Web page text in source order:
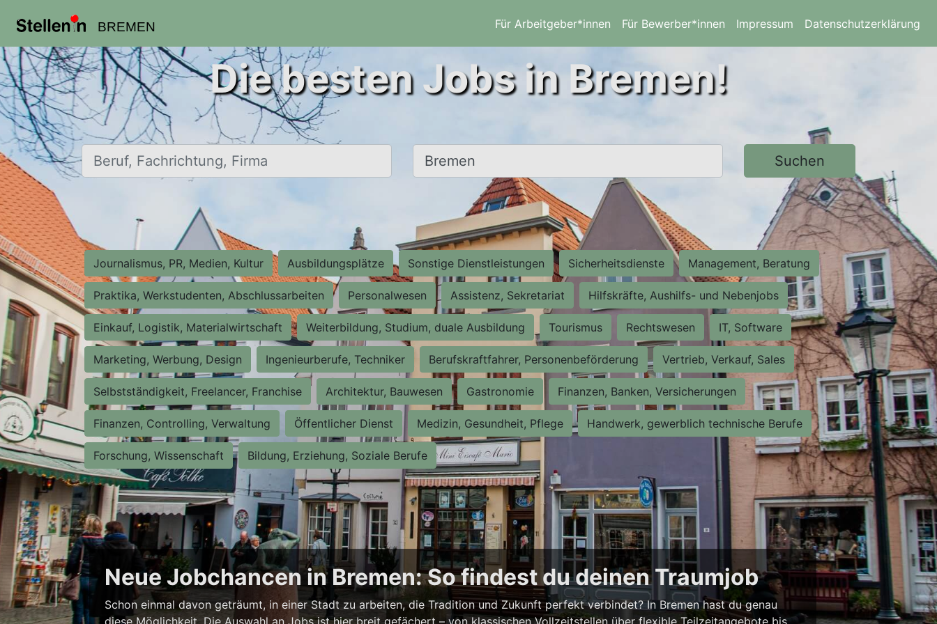
BREMEN Für Arbeitgeber*innen Für Bewerber*innen Impressum Datenschutzerklärung
Die besten Jobs in Bremen!
Beruf, Fachrichtung, Firma Ort, Stadt Suchen
Journalismus, PR, Medien, Kultur Ausbildungsplätze Sonstige Dienstleistungen Sicherheitsdienste Management, Beratung
Praktika, Werkstudenten, Abschlussarbeiten Personalwesen Assistenz, Sekretariat Hilfskräfte, Aushilfs- und Nebenjobs
Einkauf, Logistik, Materialwirtschaft Weiterbildung, Studium, duale Ausbildung Tourismus Rechtswesen IT, Software
Marketing, Werbung, Design Ingenieurberufe, Techniker Berufskraftfahrer, Personenbeförderung Vertrieb, Verkauf, Sales
Selbstständigkeit, Freelancer, Franchise Architektur, Bauwesen Gastronomie Finanzen, Banken, Versicherungen
Finanzen, Controlling, Verwaltung Öffentlicher Dienst Medizin, Gesundheit, Pflege Handwerk, gewerblich technische Berufe
Forschung, Wissenschaft Bildung, Erziehung, Soziale Berufe
Neue Jobchancen in Bremen: So findest du deinen Traumjob
Schon einmal davon geträumt, in einer Stadt zu arbeiten, die Tradition und Zukunft perfekt verbindet? In Bremen hast du genau